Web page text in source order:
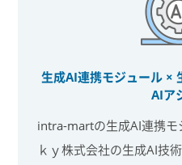
生成AI連携モジュール ×
AIア
intra-martの生成AI連携モ
ｋｙ株式会社の生成AI技